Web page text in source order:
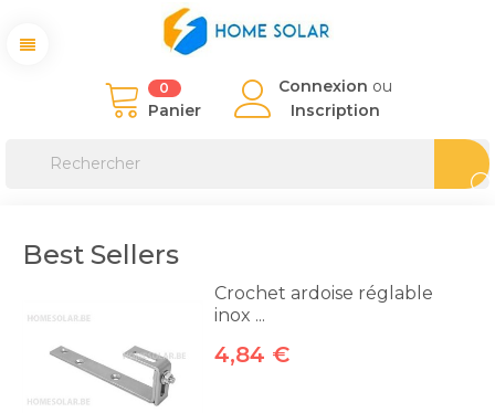
0
Panier
Connexion ou
Inscription
Best Sellers
Crochet ardoise réglable
inox ...
4,84 €